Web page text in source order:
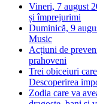
Vineri, 7 august
și împrejurimi
Duminică, 9
Music
Acțiuni de
prahoveni
Trei obiceiuri
Descoperirea
Zodia care va